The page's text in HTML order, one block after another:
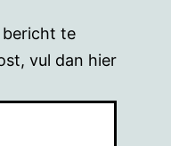
bericht te
vul dan hier